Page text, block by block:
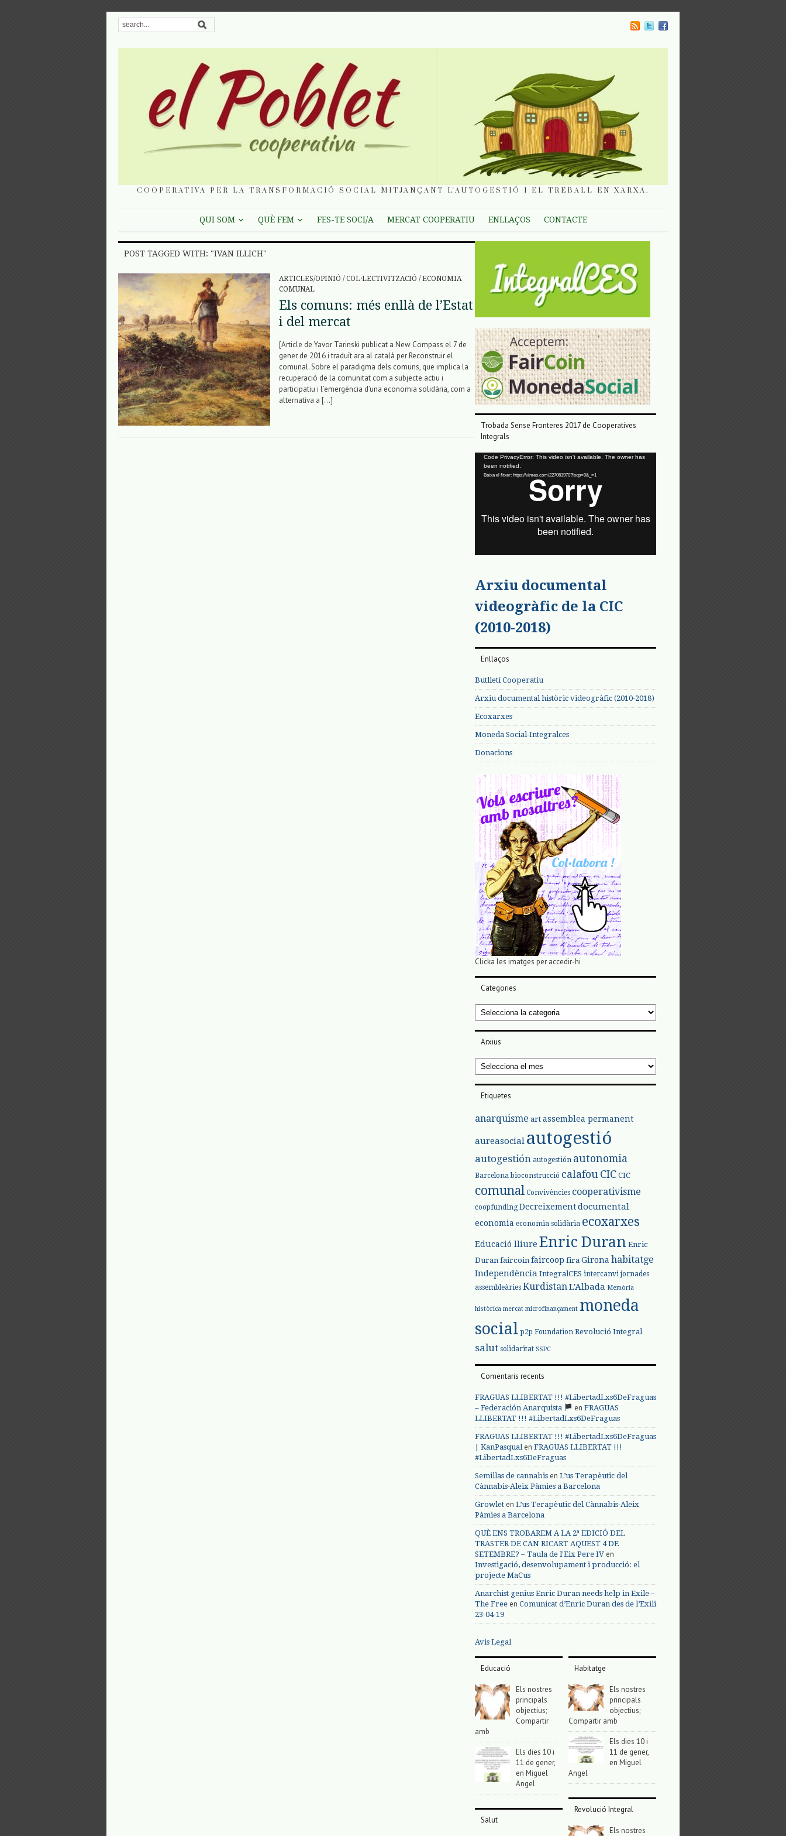
COOPERATIVA PER LA TRANSFORMACIÓ SOCIAL MITJANÇANT L'AUTOGESTIÓ I EL TREBALL EN XARXA.
QUI SOM QUÈ FEM FES-TE SOCI/A MERCAT COOPERATIU ENLLAÇOS CONTACTE
POST TAGGED WITH: "IVAN ILLICH"
ARTICLES/OPINIÓ / COL·LECTIVITZACIÓ / ECONOMIA
COMUNAL
Els comuns: més enllà de l’Estat
i del mercat
[Article de Yavor Tarinski publicat a New Compass el 7 de
gener de 2016 i traduït ara al català per Reconstruir el
comunal. Sobre el paradigma dels comuns, que implica la
recuperació de la comunitat com a subjecte actiu i
participatiu i l’emergència d’una economia solidària, com a
alternativa a […]
Trobada Sense Fronteres 2017 de Cooperatives
Integrals
Reproductor
vídeo
Code PrivacyError: This video isn't available. The owner has
been notified.
Baixa el fitxer: https://vimeo.com/227063970?loop=0&_=1
Arxiu documental
videogràfic de la CIC
(2010-2018)
Enllaços
Butlletí Cooperatiu
Arxiu documental històric videogràfic (2010-2018)
Ecoxarxes
Moneda Social-Integralces
Donacions
Clicka les imatges per accedir-hi
Categories
Categories
Arxius
Arxius
Etiquetes
anarquisme art assemblea permanent
aureasocial autogestió
autogestión autogestión autonomia
Barcelona bioconstrucció calafou CIC CIC
comunal Convivències cooperativisme
coopfunding Decreixementdocumental
economia economia solidària ecoxarxes
Educació lliure Enric Duran Enric
Duran faircoin faircoop fira Girona habitatge
Independència IntegralCES intercanvi jornades
assembleàries Kurdistan L'Albada Memòria
històrica mercat microfinançament moneda
social p2p Foundation Revolució Integral
salut solidaritat SSPC
Comentaris recents
FRAGUAS LLIBERTAT !!! #LibertadLxs6DeFraguas
– Federación Anarquista
en FRAGUAS
LLIBERTAT !!! #LibertadLxs6DeFraguas
FRAGUAS LLIBERTAT !!! #LibertadLxs6DeFraguas
| KanPasqualen FRAGUAS LLIBERTAT !!!
#LibertadLxs6DeFraguas
Semillas de cannabis en L’us Terapèutic del
Cànnabis-Aleix Pàmies a Barcelona
Growlet en L’us Terapèutic del Cànnabis-Aleix
Pàmies a Barcelona
QUÈ ENS TROBAREM A LA 2ª EDICIÓ DEL
TRASTER DE CAN RICART AQUEST 4 DE
SETEMBRE? – Taula de l'Eix Pere IV en
Investigació, desenvolupament i producció: el
projecte MaCus
Anarchist genius Enric Duran needs help in Exile –
The Free en Comunicat d’Enric Duran des de l’Exili
23-04-19
Avis Legal
Educació
Els nostres
principals
objectius;
Compartir
amb
Els dies 10 i
11 de gener,
en Miguel
Angel
Salut
Habitatge
Els nostres
principals
objectius;
Compartir amb
Els dies 10 i
11 de gener,
en Miguel
Angel
Revolució Integral
Els nostres